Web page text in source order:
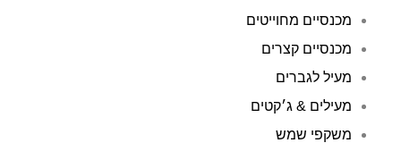
מכנסיים מחוייטים
מכנסיים קצרים
מעיל לגברים
מעילים & ג׳קטים
משקפי שמש